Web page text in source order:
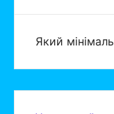
Який